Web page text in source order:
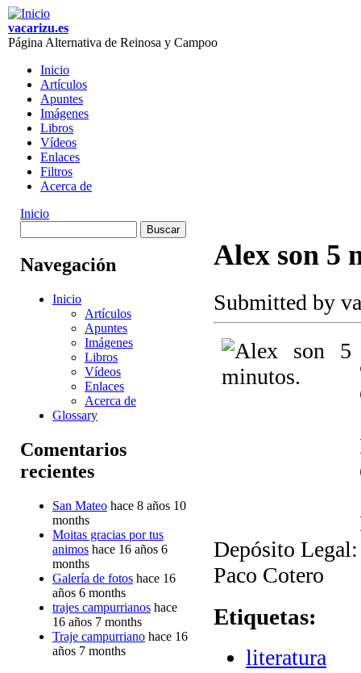
Skip to main content
vacarizu.es
Página Alternativa de Reinosa y Campoo
Main menu
Inicio
Artículos
Apuntes
Imágenes
Libros
Vídeos
Enlaces
Filtros
Acerca de
You are here
Inicio
búsqueda
Navegación
Inicio
Artículos
Apuntes
Imágenes
Libros
Vídeos
Enlaces
Acerca de
Glossary
Comentarios
recientes
San Mateo hace 8 años 10
months
Moitas gracias por tus
animos hace 16 años 6
months
Galería de fotos hace 16
años 6 months
trajes campurrianos hace
16 años 7 months
Traje campurriano hace 16
años 7 months
Alex son 5
Submitted by
Depósito
Paco Cotero
Etiquetas:
literatura